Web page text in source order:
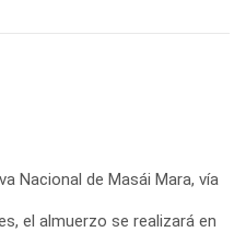
Nacional de Masái Mara, vía
el almuerzo se realizará en